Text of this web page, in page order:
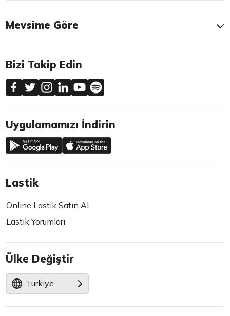
Mevsime Göre
Bizi Takip Edin
Uygulamamızı İndirin
Lastik
Online Lastik Satın Al
Lastik Yorumları
Ülke Değiştir
Türkiye